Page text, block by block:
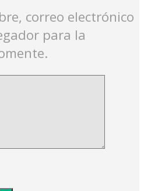
correo electrónico
para la